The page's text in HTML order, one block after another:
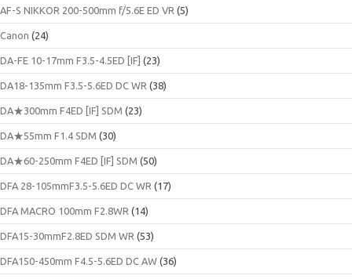
AF-S NIKKOR 200-500mm f/5.6E ED VR (5)
Canon (24)
DA-FE 10-17mm F3.5-4.5ED [IF] (23)
DA18-135mm F3.5-5.6ED DC WR (38)
DA★300mm F4ED [IF] SDM (23)
DA★55mm F1.4 SDM (30)
DA★60-250mm F4ED [IF] SDM (50)
DFA 28-105mmF3.5-5.6ED DC WR (17)
DFA MACRO 100mm F2.8WR (14)
DFA15-30mmF2.8ED SDM WR (53)
DFA150-450mm F4.5-5.6ED DC AW (36)